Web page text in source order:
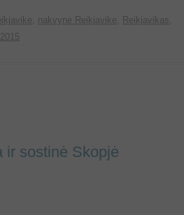
nakvynė Reikjavike Reikjavikas
ir sostinė Skopjė